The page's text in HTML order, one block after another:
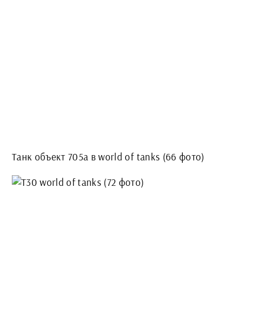
Танк объект 705а в world of tanks (66 фото)